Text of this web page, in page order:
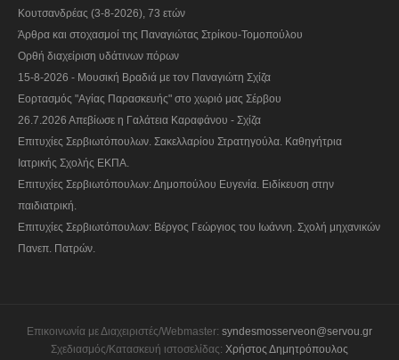
Κουτσανδρέας (3-8-2026), 73 ετών
Άρθρα και στοχασμοί της Παναγιώτας Στρίκου-Τομοπούλου
Ορθή διαχείριση υδάτινων πόρων
15-8-2026 - Μουσική Βραδιά με τον Παναγιώτη Σχίζα
Εορτασμός "Αγίας Παρασκευής" στο χωριό μας Σέρβου
26.7.2026 Απεβίωσε η Γαλάτεια Καραφάνου - Σχίζα
Επιτυχίες Σερβιωτόπουλων. Σακελλαρίου Στρατηγούλα. Καθηγήτρια
Ιατρικής Σχολής ΕΚΠΑ.
Επιτυχίες Σερβιωτόπουλων: Δημοπούλου Ευγενία. Ειδίκευση στην
παιδιατρική.
Επιτυχίες Σερβιωτόπουλων: Βέργος Γεώργιος του Ιωάννη. Σχολή μηχανικών
Πανεπ. Πατρών.
Επικοινωνία με Διαχειριστές/Webmaster: syndesmosserveon@servou.gr
Σχεδιασμός/Κατασκευή ιστοσελίδας: Χρήστος Δημητρόπουλος